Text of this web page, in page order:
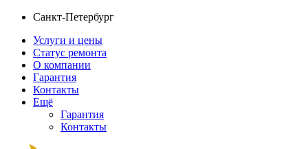
Санкт-Петербург
Услуги и цены
Статус ремонта
О компании
Гарантия
Контакты
Ещё
Гарантия
Контакты